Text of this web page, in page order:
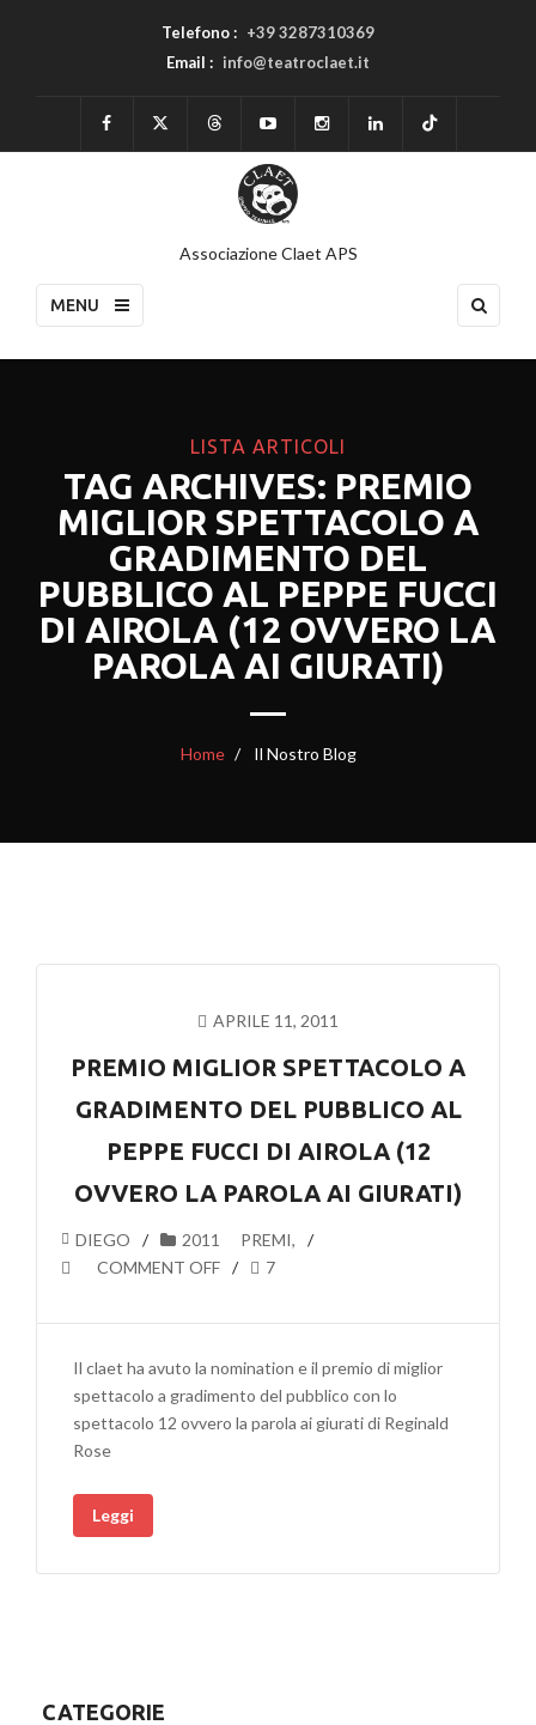
Telefono : +39 3287310369
Email : info@teatroclaet.it
Associazione Claet APS
MENU
LISTA ARTICOLI
TAG ARCHIVES: PREMIO
MIGLIOR SPETTACOLO A
GRADIMENTO DEL
PUBBLICO AL PEPPE FUCCI
DI AIROLA (12 OVVERO LA
PAROLA AI GIURATI)
Home Il Nostro Blog
APRILE 11, 2011
PREMIO MIGLIOR SPETTACOLO A
GRADIMENTO DEL PUBBLICO AL
PEPPE FUCCI DI AIROLA (12
OVVERO LA PAROLA AI GIURATI)
DIEGO 2011 ,
PREMI
COMMENT OFF
7
Il claet ha avuto la nomination e il premio di miglior
spettacolo a gradimento del pubblico con lo
spettacolo 12 ovvero la parola ai giurati di Reginald
Rose
Leggi
CATEGORIE